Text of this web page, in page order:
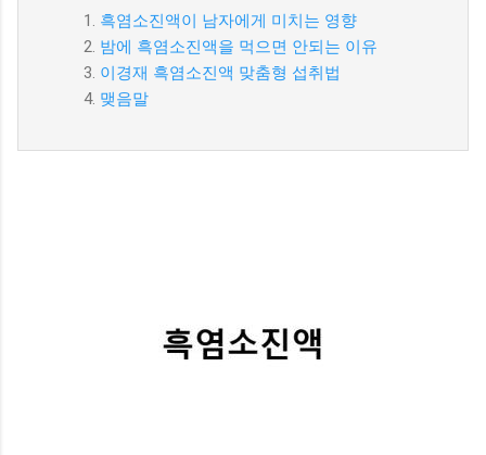
흑염소진액이 남자에게 미치는 영향
밤에 흑염소진액을 먹으면 안되는 이유
이경재 흑염소진액 맞춤형 섭취법
맺음말